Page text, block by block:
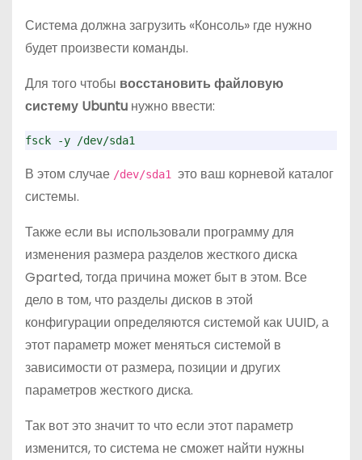
Система должна загрузить «Консоль» где нужно
будет произвести команды.
Для того чтобы восстановить файловую
систему Ubuntu нужно ввести:
fsck -y /dev/sda1
В этом случае /dev/sda1 это ваш корневой каталог
системы.
Также если вы использовали программу для
изменения размера разделов жесткого диска
Gparted, тогда причина может быт в этом. Все
дело в том, что разделы дисков в этой
конфигурации определяются системой как UUID, а
этот параметр может меняться системой в
зависимости от размера, позиции и других
параметров жесткого диска.
Так вот это значит то что если этот параметр
изменится, то система не сможет найти нужны